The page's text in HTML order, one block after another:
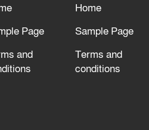
Page
and
Home
Sample Page
Terms and
conditions